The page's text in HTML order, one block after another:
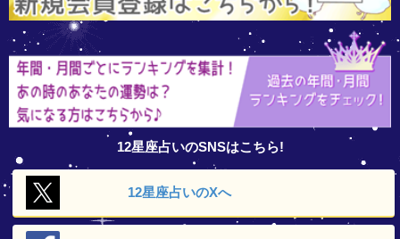
12星座占いのSNSはこちら!
12星座占いのXへ